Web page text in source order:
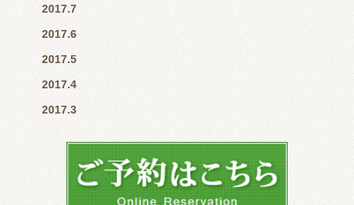
2017.7
2017.6
2017.5
2017.4
2017.3